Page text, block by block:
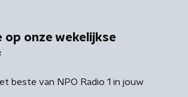
op onze wekelijkse
beste van NPO Radio 1 in jouw